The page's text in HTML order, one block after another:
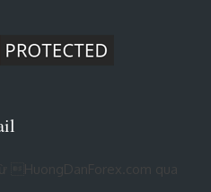
HuongDanForex.com qua